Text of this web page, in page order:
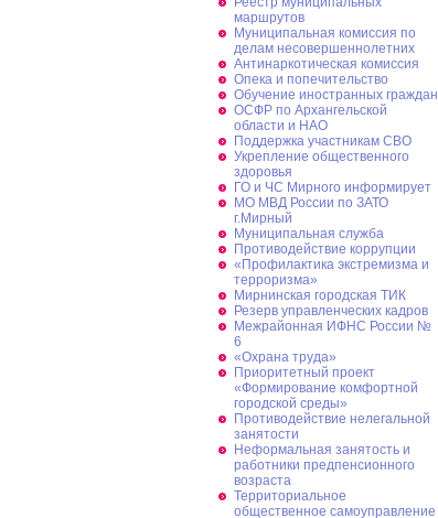
маршрутов
Муниципальная комиссия по
делам несовершеннолетних
Антинаркотическая комиссия
Опека и попечительство
Обучение иностранных граждан
ОСФР по Архангельской
области и НАО
Поддержка участникам СВО
Укрепление общественного
здоровья
ГО и ЧС Мирного информирует
МО МВД России по ЗАТО
г.Мирный
Муниципальная cлужба
Противодействие коррупции
«Профилактика экстремизма и
терроризма»
Мирнинская городская ТИК
Резерв управленческих кадров
Межрайонная ИФНС России №
6
«Охрана труда»
Приоритетный проект
«Формирование комфортной
городской среды»
Противодействие нелегальной
занятости
Неформальная занятость и
работники предпенсионного
возраста
Территориальное
общественное самоуправление